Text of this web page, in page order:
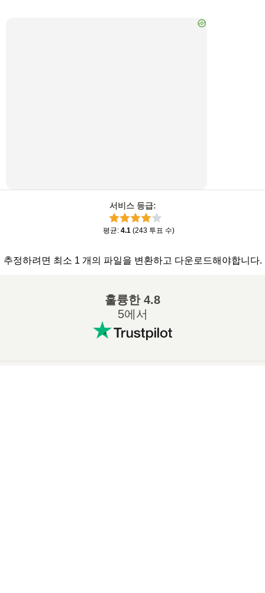
서비스 등급:
평균: 4.1 (243 투표 수)
추정하려면 최소 1 개의 파일을 변환하고 다운로드해야합니다.
훌륭한4.8
5에서